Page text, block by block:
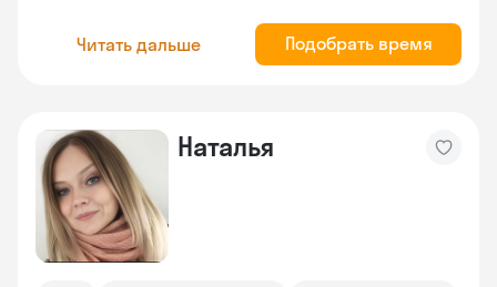
Читать дальше Подобрать время
Наталья